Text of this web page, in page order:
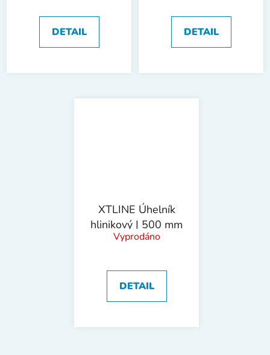
DETAIL DETAIL
XTLINE Úhelník
hlinikový | 500 mm
Vyprodáno
DETAIL